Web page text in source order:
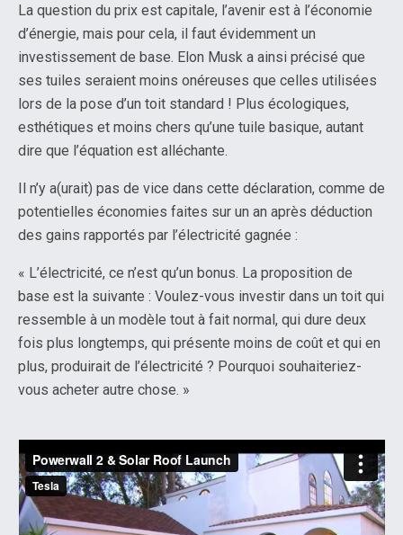
La question du prix est capitale, l’avenir est à l’économie
d’énergie, mais pour cela, il faut évidemment un
investissement de base. Elon Musk a ainsi précisé que
ses tuiles seraient moins onéreuses que celles utilisées
lors de la pose d’un toit standard ! Plus écologiques,
esthétiques et moins chers qu’une tuile basique, autant
dire que l’équation est alléchante.
Il n’y a(urait) pas de vice dans cette déclaration, comme de
potentielles économies faites sur un an après déduction
des gains rapportés par l’électricité gagnée :
« L’électricité, ce n’est qu’un bonus. La proposition de
base est la suivante : Voulez-vous investir dans un toit qui
ressemble à un modèle tout à fait normal, qui dure deux
fois plus longtemps, qui présente moins de coût et qui en
plus, produirait de l’électricité ? Pourquoi souhaiteriez-
vous acheter autre chose. »